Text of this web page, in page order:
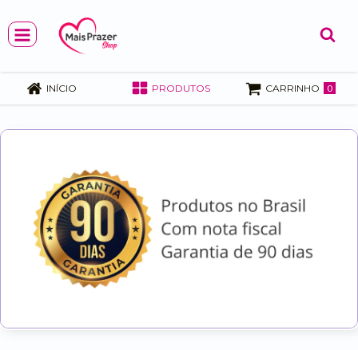
INÍCIO PRODUTOS CARRINHO 0